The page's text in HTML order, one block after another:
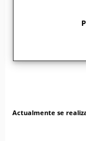
Actualmente se